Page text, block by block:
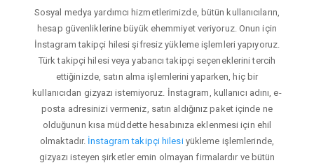
Sosyal medya yardımcı hizmetlerimizde, bütün kullanıcıların,
hesap güvenliklerine büyük ehemmiyet veriyoruz. Onun için
İnstagram takipçi hilesi şifresiz yükleme işlemleri yapıyoruz.
Türk takipçi hilesi veya yabancı takipçi seçeneklerini tercih
ettiğinizde, satın alma işlemlerini yaparken, hiç bir
kullanıcıdan gizyazı istemiyoruz. İnstagram, kullanıcı adını, e-
posta adresinizi vermeniz, satın aldığınız paket içinde ne
olduğunun kısa müddette hesabınıza eklenmesi için ehil
olmaktadır. İnstagram takipçi hilesiyükleme işlemlerinde,
gizyazı isteyen şirketler emin olmayan firmalardır ve bütün